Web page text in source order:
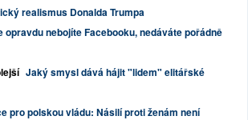
realismus Donalda Trumpa
opravdu nebojíte Facebooku, nedáváte pořádně
Jaký smysl dává hájit "lidem" elitářské
pro polskou vládu: Násilí proti ženám není